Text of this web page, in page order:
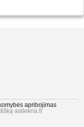
apribojimas
asliekna.lt